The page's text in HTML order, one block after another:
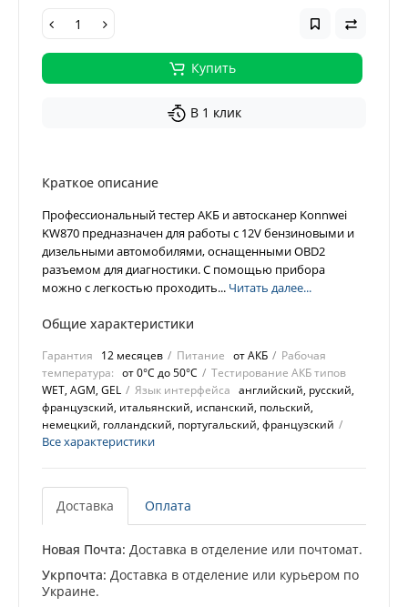
Купить
В 1 клик
Краткое описание
Профессиональный тестер АКБ и автосканер Konnwei
KW870 предназначен для работы с 12V бензиновыми и
дизельными автомобилями, оснащенными OBD2
разъемом для диагностики. С помощью прибора
можно с легкостью проходить... Читать далее...
Общие характеристики
Гарантия 12 месяцев Питание от АКБ
Рабочая
температура: от 0°C до 50°C
Тестирование АКБ типов
WET, AGM, GEL
Язык интерфейса английский, русский,
французский, итальянский, испанский, польский,
немецкий, голландский, португальский, французский
Все характеристики
Доставка Оплата
Новая Почта: Доставка в отделение или почтомат.
Укрпочта: Доставка в отделение или курьером по
Украине.